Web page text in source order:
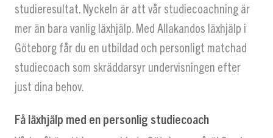
studieresultat. Nyckeln är att vår studiecoachning är
mer än bara vanlig läxhjälp. Med Allakandos läxhjälp i
Göteborg får du en utbildad och personligt matchad
studiecoach som skräddarsyr undervisningen efter
just dina behov.
Få läxhjälp med en personlig studiecoach